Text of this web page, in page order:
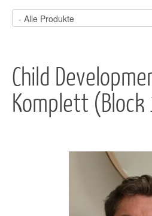
Child
Komplett (Block